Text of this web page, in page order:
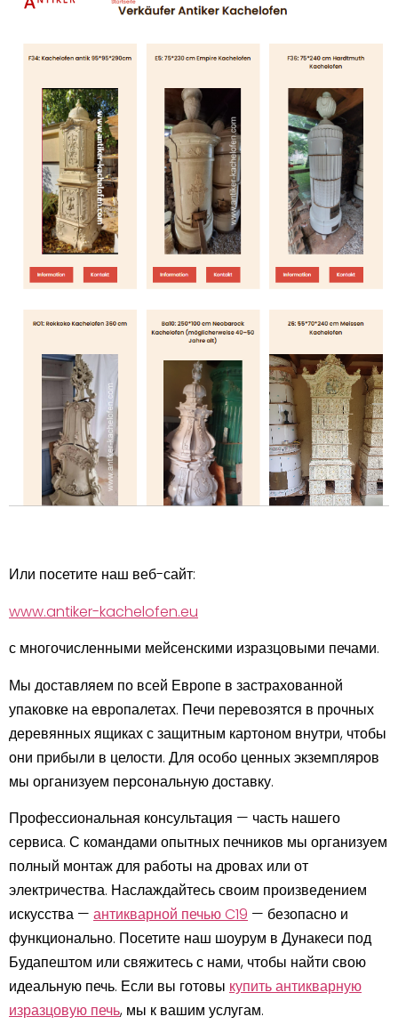
Или посетите наш веб-сайт:
www.antiker-kachelofen.eu
с многочисленными мейсенскими изразцовыми печами.
Мы доставляем по всей Европе в застрахованной
упаковке на европалетах. Печи перевозятся в прочных
деревянных ящиках с защитным картоном внутри, чтобы
они прибыли в целости. Для особо ценных экземпляров
мы организуем персональную доставку.
Профессиональная консультация — часть нашего
сервиса. С командами опытных печников мы организуем
полный монтаж для работы на дровах или от
электричества. Наслаждайтесь своим произведением
искусства — антикварной печью C19 — безопасно и
функционально. Посетите наш шоурум в Дунакеси под
Будапештом или свяжитесь с нами, чтобы найти свою
идеальную печь. Если вы готовы купить антикварную
изразцовую печь, мы к вашим услугам.